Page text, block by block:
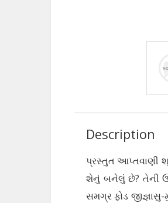
Description
પ્રસ્તુત આપ્તવાણી
શેનું બનેલું છે? તેની
સમગ્ર ફોડ